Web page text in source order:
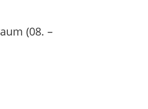
(08. –